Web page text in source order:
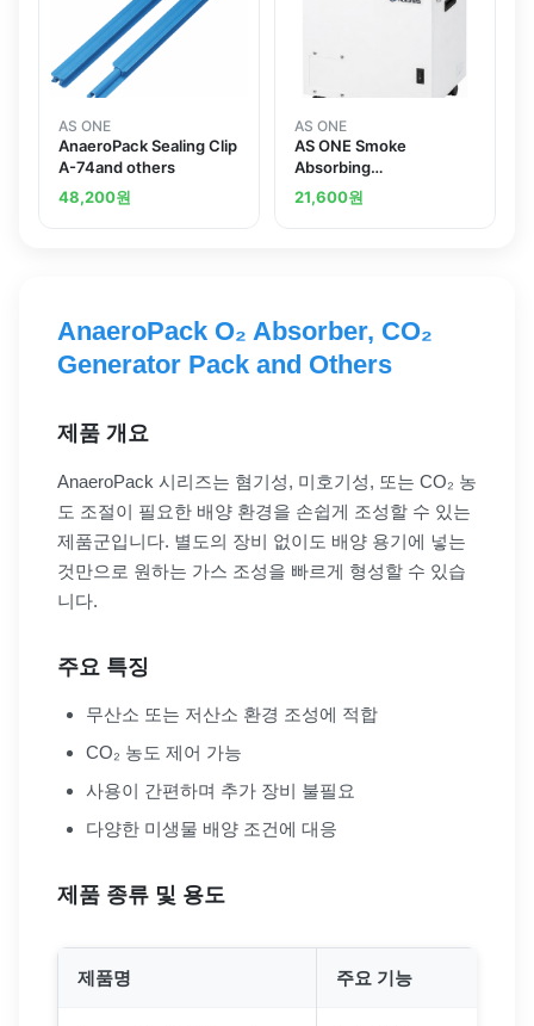
AS ONE
AnaeroPack Sealing Clip
A-74and others
48,200원
AS ONE
AS ONE Smoke
Absorbing
Deodorization
Equipmentand others
21,600원
AnaeroPack O₂ Absorber, CO₂
Generator Pack and Others
제품 개요
AnaeroPack 시리즈는 혐기성, 미호기성, 또는 CO₂ 농
도 조절이 필요한 배양 환경을 손쉽게 조성할 수 있는
제품군입니다. 별도의 장비 없이도 배양 용기에 넣는
것만으로 원하는 가스 조성을 빠르게 형성할 수 있습
니다.
주요 특징
무산소 또는 저산소 환경 조성에 적합
CO₂ 농도 제어 가능
사용이 간편하며 추가 장비 불필요
다양한 미생물 배양 조건에 대응
제품 종류 및 용도
제품명 주요 기능